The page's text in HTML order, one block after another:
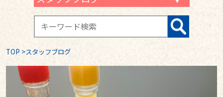
TOP >スタッフブログ